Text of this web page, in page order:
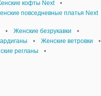
кофты Next
•
повседневные платья Next
• Женские безрукавки
•
• Женские ветровки
•
регланы
•